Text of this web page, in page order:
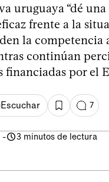
uruguaya “dé una
frente a la
la competencia
continúan
financiadas por el
Escuchar 7
- 3 minutos de lectura